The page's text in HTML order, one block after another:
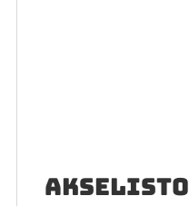
AKSELISTO